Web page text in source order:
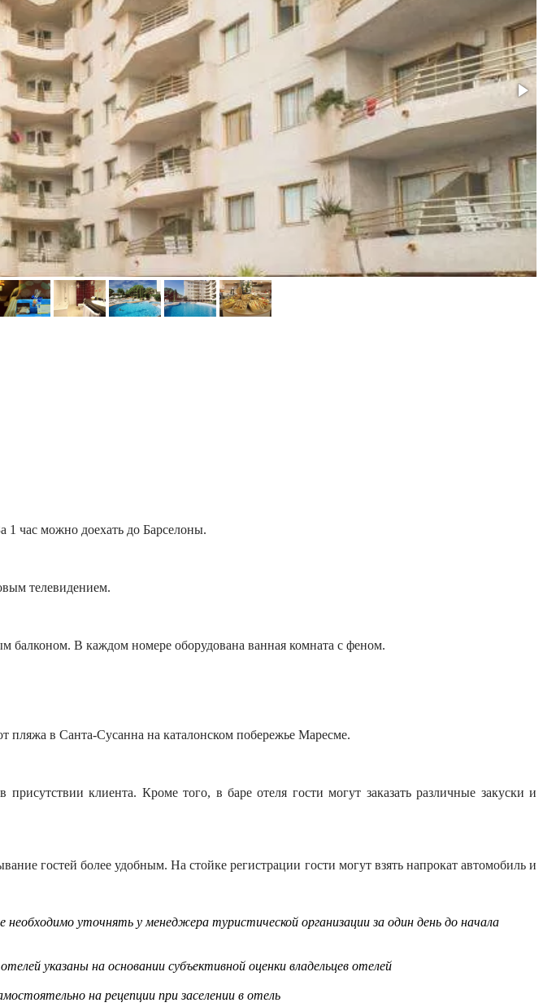
1 час можно доехать до Барселоны.
телевидением.
балконом. В каждом номере оборудована ванная комната с феном.
пляжа в Санта-Сусанна на каталонском побережье Маресме.
клиента. Кроме того, в баре отеля гости могут заказать различные закуски и
гостей более удобным. На стойке регистрации гости могут взять напрокат автомобиль и
уточнять у менеджера туристической организации за один день до начала
указаны на основании субъективной оценки владельцев отелей
на рецепции при заселении в отель